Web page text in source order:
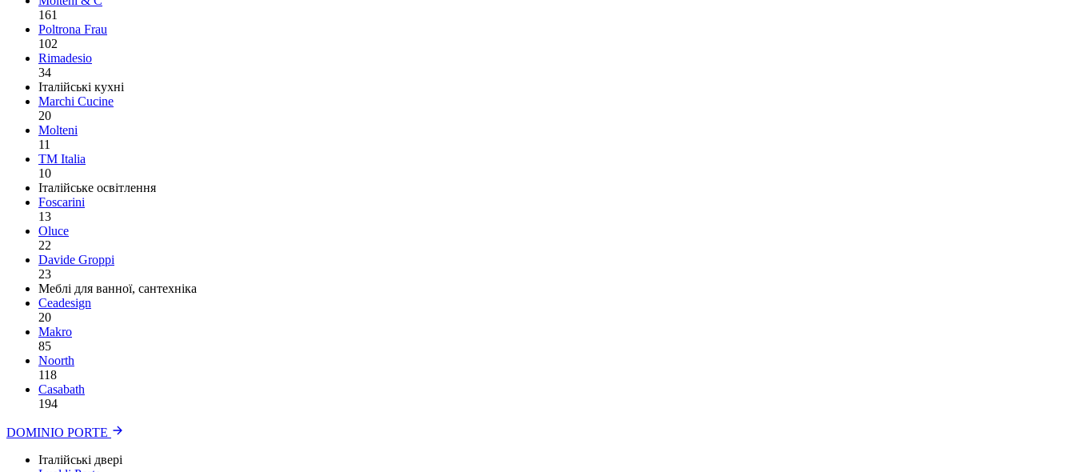
161
Poltrona Frau
102
Rimadesio
34
Італійські кухні
Marchi Cucine
20
Molteni
11
TM Italia
10
Італійське освітлення
Foscarini
13
Oluce
22
Davide Groppi
23
Меблі для ванної, сантехніка
Ceadesign
20
Makro
85
Noorth
118
Сasabath
194
DOMINIO PORTE
Італійські двері